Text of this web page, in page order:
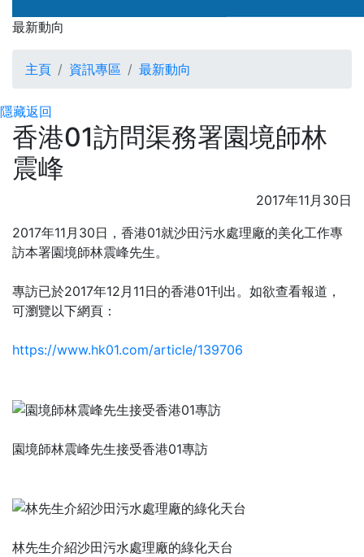
最新動向
最新動向
主頁 資訊專區 最新動向
隱藏返回
香港01訪問渠務署園境師林
震峰
2017年11月30日
2017年11月30日，香港01就沙田污水處理廠的美化工作專
訪本署園境師林震峰先生。
專訪已於2017年12月11日的香港01刊出。如欲查看報道，
可瀏覽以下網頁：
https://www.hk01.com/article/139706
園境師林震峰先生接受香港01專訪
林先生介紹沙田污水處理廠的綠化天台